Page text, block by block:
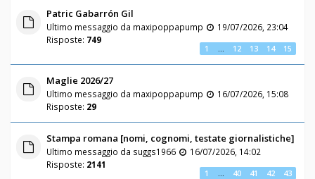
Patric Gabarrón Gil
Ultimo messaggio da maxipoppapump
19/07/2026, 23:04
Risposte: 749
1 … 12 13 14 15
Maglie 2026/27
Ultimo messaggio da maxipoppapump
16/07/2026, 15:08
Risposte: 29
Stampa romana [nomi, cognomi, testate giornalistiche]
Ultimo messaggio da suggs1966
16/07/2026, 14:02
Risposte: 2141
1 … 40 41 42 43